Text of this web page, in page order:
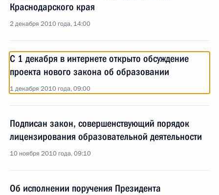
Краснодарского края
2 декабря 2010 года, 14:00
С 1 декабря в интернете открыто обсуждение
проекта нового закона об образовании
1 декабря 2010 года, 09:00
Подписан закон, совершенствующий порядок
лицензирования образовательной деятельности
10 ноября 2010 года, 09:10
Об исполнении поручения Президента